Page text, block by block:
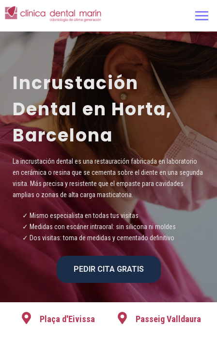
Incrustación
Dental en Horta,
Barcelona
La incrustación dental es una restauración fabricada en laboratorio
en cerámica o resina que se cementa sobre el diente en una segunda
visita. Más precisa y resistente que el empaste para cavidades
amplias o zonas de alta carga masticatoria.
✓ Mismo especialista en todas tus visitas
✓ Medidas con escáner intraoral: sin silicona ni moldes
✓ Dos visitas: toma de medidas y cementado definitivo
PEDIR CITA GRATIS
Plaça d'Eivissa Passeig Valldaura